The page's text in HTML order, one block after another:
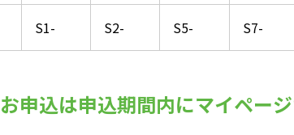
S1- S2- S5- S7-
お申込は申込期間内にマイページ